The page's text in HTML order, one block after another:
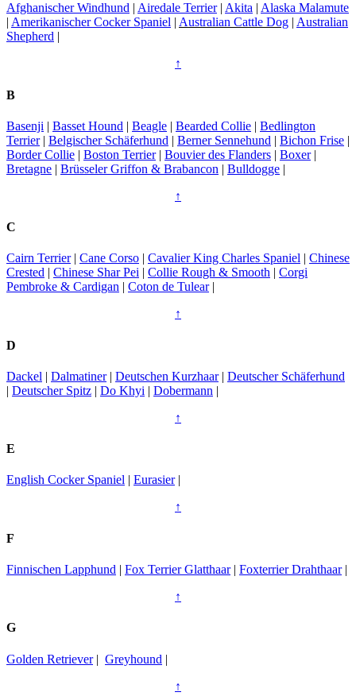
Afghanischer Windhund | Airedale Terrier| Akita | Alaska Malamute
| Amerikanischer Cocker Spaniel | Australian Cattle Dog | Australian
Shepherd |
↑
B
Basenji | Basset Hound | Beagle | Bearded Collie | Bedlington
Terrier| Belgischer Schäferhund | Berner Sennehund | Bichon Frise |
Border Collie | Boston Terrier| Bouvier des Flanders | Boxer|
Bretagne | Brüsseler Griffon & Brabancon | Bulldogge |
↑
C
Cairn Terrier| Cane Corso | Cavalier King Charles Spaniel | Chinese
Crested | Chinese Shar Pei | Collie Rough & Smooth | Corgi
Pembroke & Cardigan | Coton de Tulear|
↑
D
Dackel | Dalmatiner| Deutschen Kurzhaar| Deutscher Schäferhund
| Deutscher Spitz | Do Khyi | Dobermann |
↑
E
English Cocker Spaniel | Eurasier|
↑
F
Finnischen Lapphund | Fox Terrier Glatthaar| Foxterrier Drahthaar|
↑
G
Golden Retriever| Greyhound |
↑